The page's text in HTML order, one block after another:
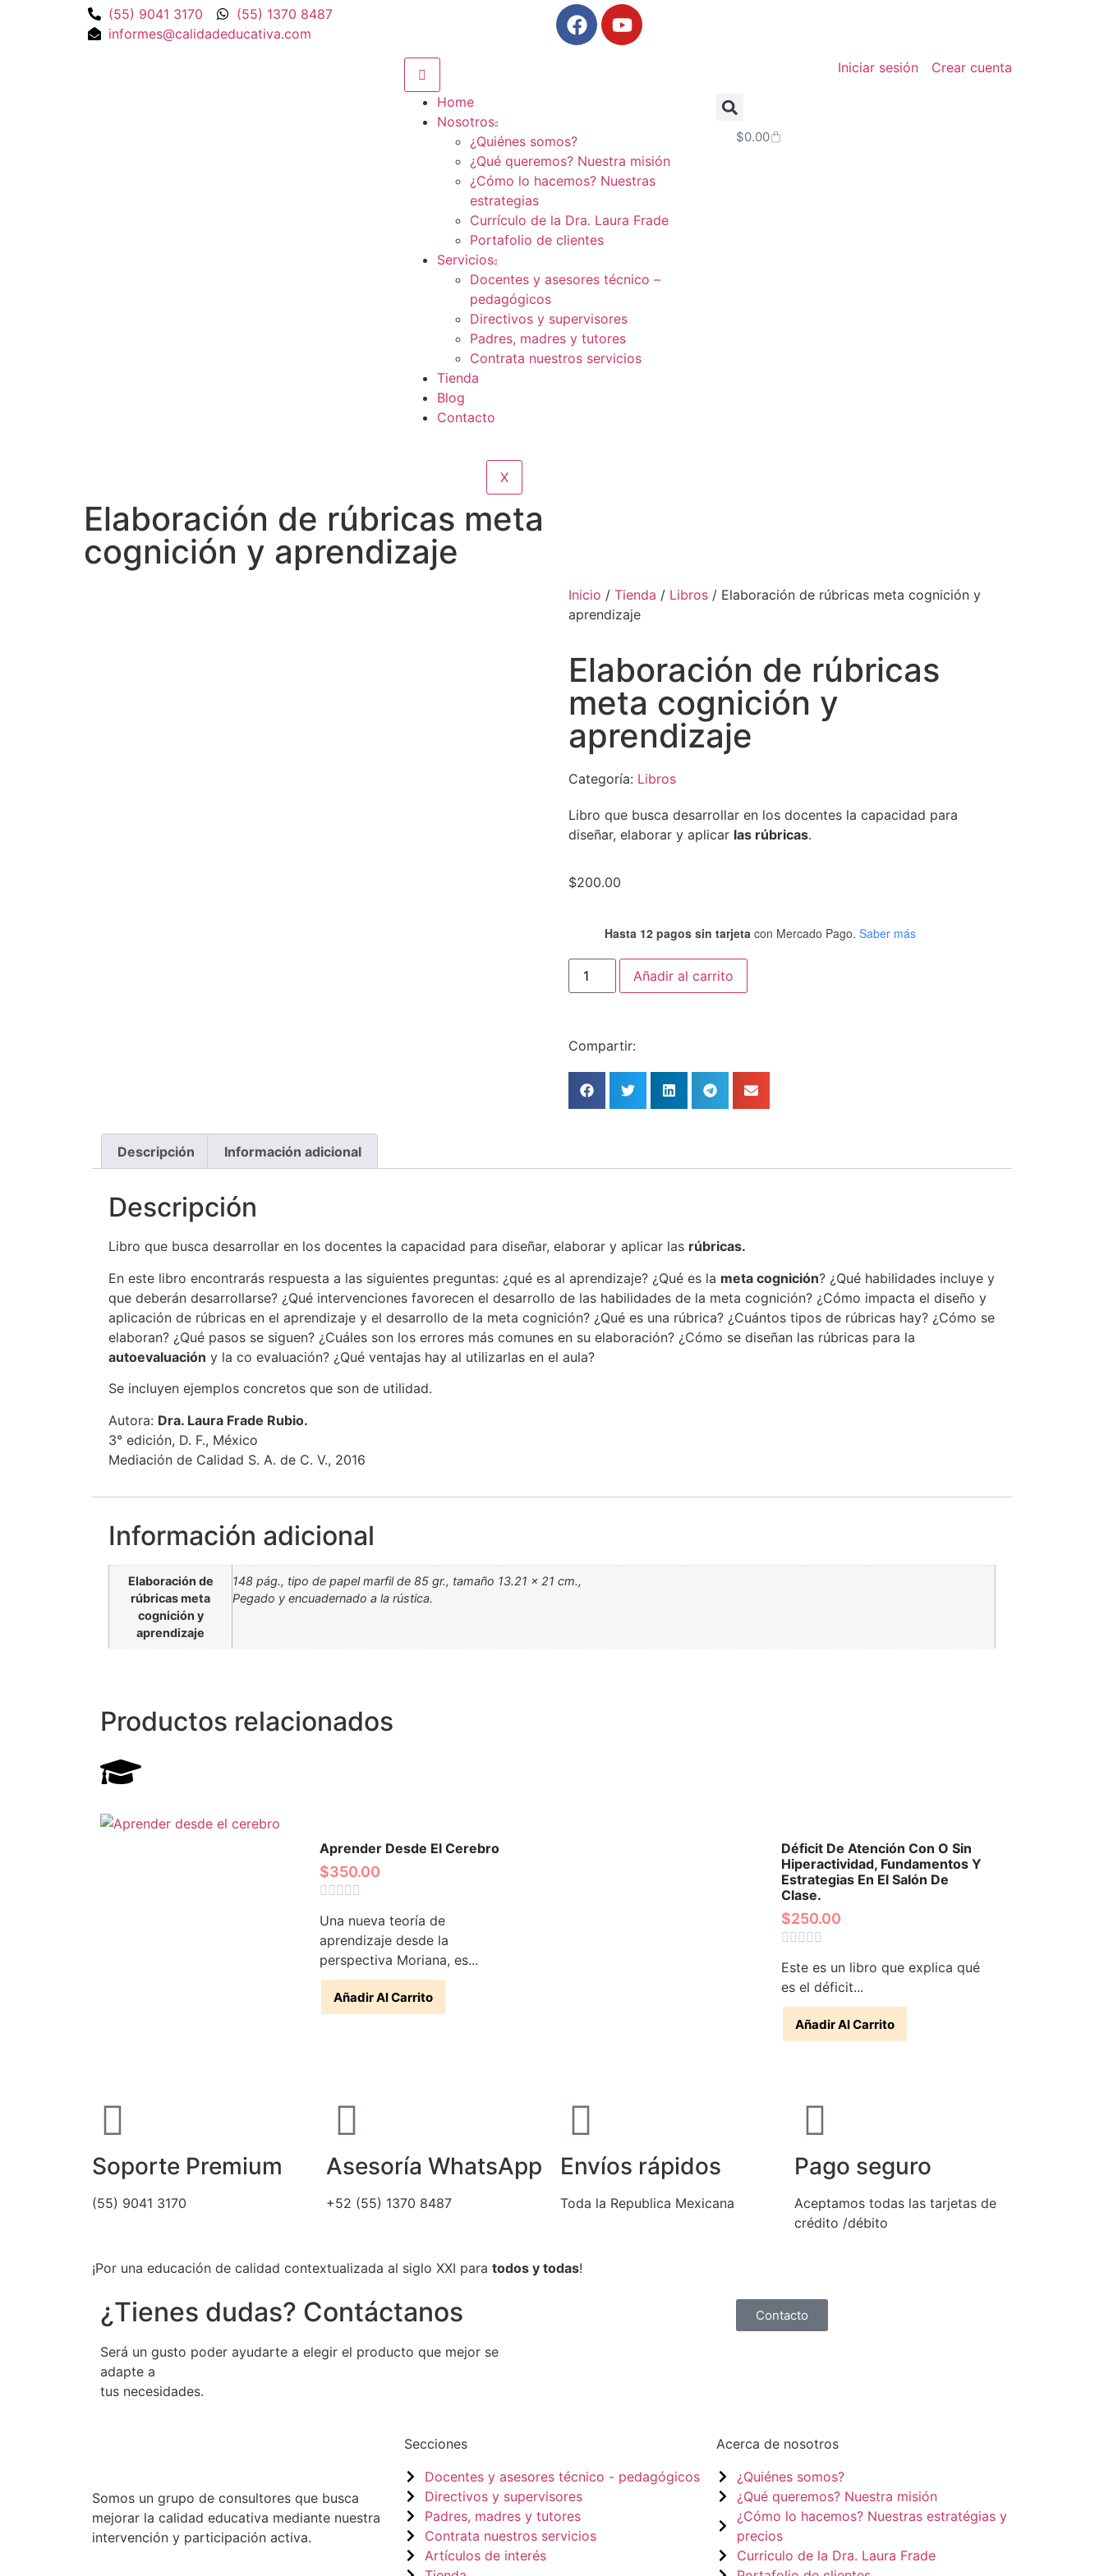
(55) 9041 3170
(55) 1370 8487
informes@calidadeducativa.com
Home
Nosotros
¿Quiénes somos?
¿Qué queremos? Nuestra misión
¿Cómo lo hacemos? Nuestras
estrategias
Currículo de la Dra. Laura Frade
Portafolio de clientes
Servicios
Docentes y asesores técnico –
pedagógicos
Directivos y supervisores
Padres, madres y tutores
Contrata nuestros servicios
Tienda
Blog
Contacto
X
Iniciar sesión Crear cuenta
$0.00
Elaboración de rúbricas meta
cognición y aprendizaje
Inicio / Tienda / Libros / Elaboración de rúbricas meta cognición y
aprendizaje
Elaboración de rúbricas
meta cognición y
aprendizaje
Categoría: Libros
Libro que busca desarrollar en los docentes la capacidad para
diseñar, elaborar y aplicar las rúbricas.
$200.00
Hasta 12 pagos sin tarjeta con Mercado Pago. Saber más
Añadir al carrito
Compartir:
Descripción Información adicional
Descripción
Libro que busca desarrollar en los docentes la capacidad para diseñar, elaborar y aplicar las rúbricas.
En este libro encontrarás respuesta a las siguientes preguntas: ¿qué es al aprendizaje? ¿Qué es la meta cognición? ¿Qué habilidades incluye y
que deberán desarrollarse? ¿Qué intervenciones favorecen el desarrollo de las habilidades de la meta cognición? ¿Cómo impacta el diseño y
aplicación de rúbricas en el aprendizaje y el desarrollo de la meta cognición? ¿Qué es una rúbrica? ¿Cuántos tipos de rúbricas hay? ¿Cómo se
elaboran? ¿Qué pasos se siguen? ¿Cuáles son los errores más comunes en su elaboración? ¿Cómo se diseñan las rúbricas para la
autoevaluación y la co evaluación? ¿Qué ventajas hay al utilizarlas en el aula?
Se incluyen ejemplos concretos que son de utilidad.
Autora: Dra. Laura Frade Rubio.
3° edición, D. F., México
Mediación de Calidad S. A. de C. V., 2016
Información adicional
Elaboración de
rúbricas meta
cognición y
aprendizaje
148 pág., tipo de papel marfil de 85 gr., tamaño 13.21 x 21 cm.,
Pegado y encuadernado a la rústica.
Productos relacionados
Aprender Desde El Cerebro
$350.00
con
0
de
5
Una nueva teoría de
aprendizaje desde la
perspectiva Moriana, es...
Añadir Al Carrito
Déficit De Atención Con O Sin
Hiperactividad, Fundamentos Y
Estrategias En El Salón De
Clase.
$250.00
con
0
de
5
Este es un libro que explica qué
es el déficit...
Añadir Al Carrito
Soporte Premium
(55) 9041 3170
Asesoría WhatsApp
+52 (55) 1370 8487
Envíos rápidos
Toda la Republica Mexicana
Pago seguro
Aceptamos todas las tarjetas de
crédito /débito
¡Por una educación de calidad contextualizada al siglo XXI para todos y todas!
¿Tienes dudas? Contáctanos
Será un gusto poder ayudarte a elegir el producto que mejor se
adapte a
tus necesidades.
Contacto
Somos un grupo de consultores que busca
mejorar la calidad educativa mediante nuestra
intervención y participación activa.
Secciones
Docentes y asesores técnico - pedagógicos
Directivos y supervisores
Padres, madres y tutores
Contrata nuestros servicios
Artículos de interés
Acerca de nosotros
¿Quiénes somos?
¿Qué queremos? Nuestra misión
¿Cómo lo hacemos? Nuestras estratégias y
precios
Curriculo de la Dra. Laura Frade